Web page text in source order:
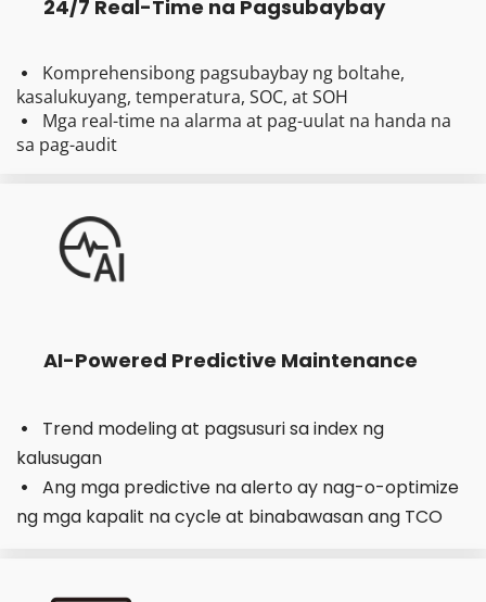
24/7 Real-Time na Pagsubaybay
 Komprehensibong pagsubaybay ng boltahe,
kasalukuyang, temperatura, SOC, at SOH
 Mga real-time na alarma at pag-uulat na handa na
sa pag-audit
AI-Powered Predictive Maintenance
 Trend modeling at pagsusuri sa index ng
kalusugan
 Ang mga predictive na alerto ay nag-o-optimize
ng mga kapalit na cycle at binabawasan ang TCO